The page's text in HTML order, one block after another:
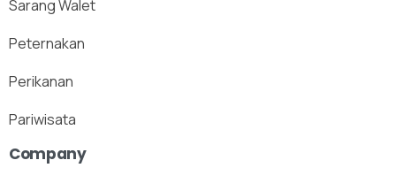
Sarang Walet
Peternakan
Perikanan
Pariwisata
Company